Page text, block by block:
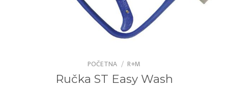
POČETNA / R+M
Ručka ST Easy Wash